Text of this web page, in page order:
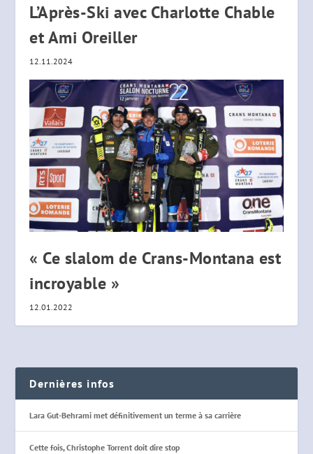
L’Après-Ski avec Charlotte Chable
et Ami Oreiller
12.11.2024
« Ce slalom de Crans-Montana est
incroyable »
12.01.2022
Dernières infos
Lara Gut-Behrami met définitivement un terme à sa carrière
Cette fois, Christophe Torrent doit dire stop